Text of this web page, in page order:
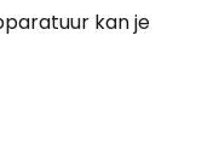
kan je